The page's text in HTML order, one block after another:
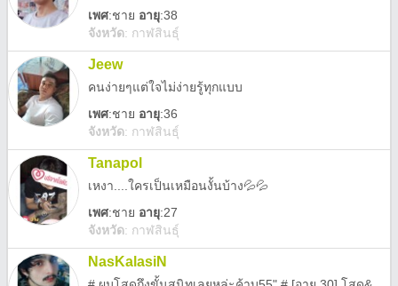
เพศ:ชาย อายุ:38
จังหวัด: กาฬสินธุ์
Jeew
คนง่ายๆแต่ใจไม่ง่ายรู้ทุกแบบ
เพศ:ชาย อายุ:36
จังหวัด: กาฬสินธุ์
Tanapol
เหงา....ใครเป็นเหมือนงั้นบ้าง💦💦
เพศ:ชาย อายุ:27
จังหวัด: กาฬสินธุ์
NasKalasiN